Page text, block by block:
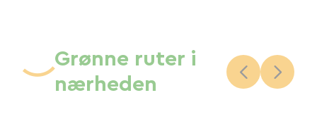
Grønne ruter i
nærheden